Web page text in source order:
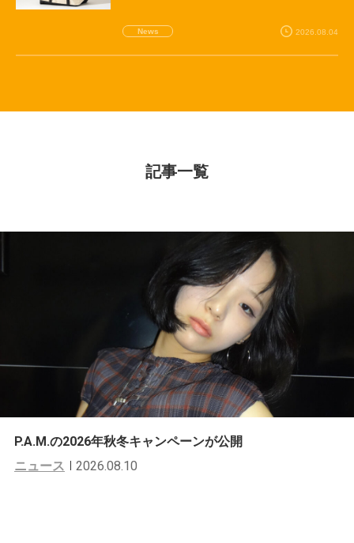
News 2026.08.04
記事一覧
P.A.M.の2026年秋冬キャンペーンが公開
ニュース
2026.08.10